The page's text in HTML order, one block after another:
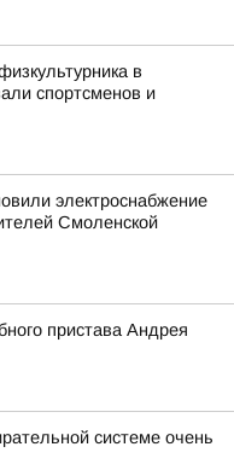
в
спортсменов и
электроснабжение
Смоленской
пристава Андрея
системе очень